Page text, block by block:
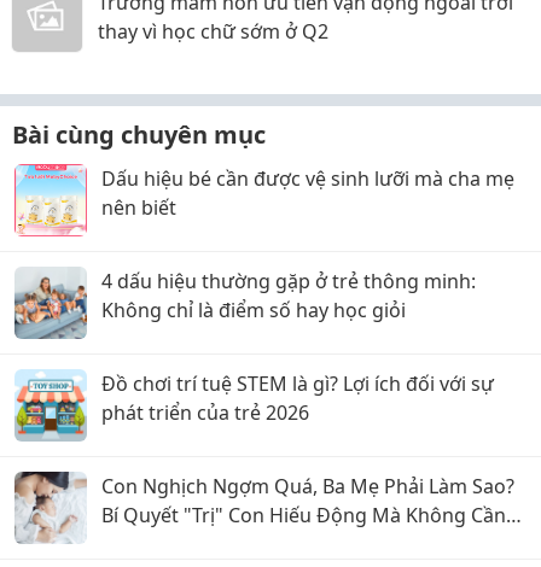
thay vì học chữ sớm ở Q2
Bài cùng chuyên mục
Dấu hiệu bé cần được vệ sinh lưỡi mà cha mẹ
nên biết
4 dấu hiệu thường gặp ở trẻ thông minh:
Không chỉ là điểm số hay học giỏi
Đồ chơi trí tuệ STEM là gì? Lợi ích đối với sự
phát triển của trẻ 2026
Con Nghịch Ngợm Quá, Ba Mẹ Phải Làm Sao?
Bí Quyết "Trị" Con Hiếu Động Mà Không Cần